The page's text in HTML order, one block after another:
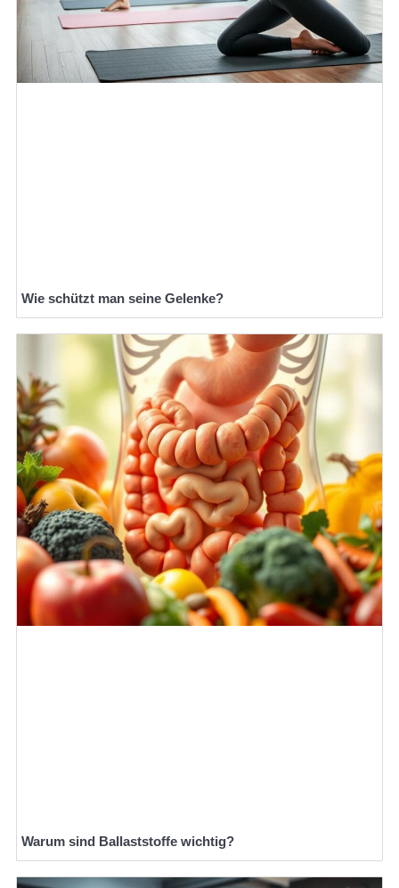
Wie schützt man seine Gelenke?
Warum sind Ballaststoffe wichtig?